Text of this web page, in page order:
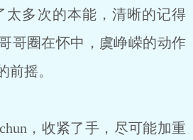
太多次的本能，清晰的记得
哥圈在怀中，虞峥嵘的动作
前摇。
，收紧了手，尽可能加重